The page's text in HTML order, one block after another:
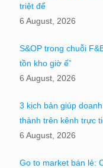
triệt để
6 August, 2026
S&OP trong chuỗi
tồn kho giờ ế”
6 August, 2026
3 kịch bản giúp
thành trên kênh trực
6 August, 2026
Go to market bán lẻ: